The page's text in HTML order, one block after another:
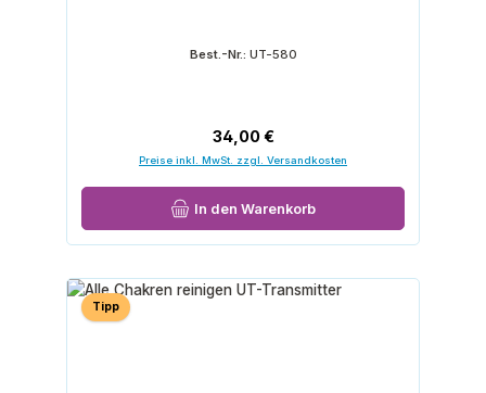
Best.-Nr.: UT-580
Regulärer Preis:
34,00 €
Preise inkl. MwSt. zzgl. Versandkosten
In den Warenkorb
Tipp